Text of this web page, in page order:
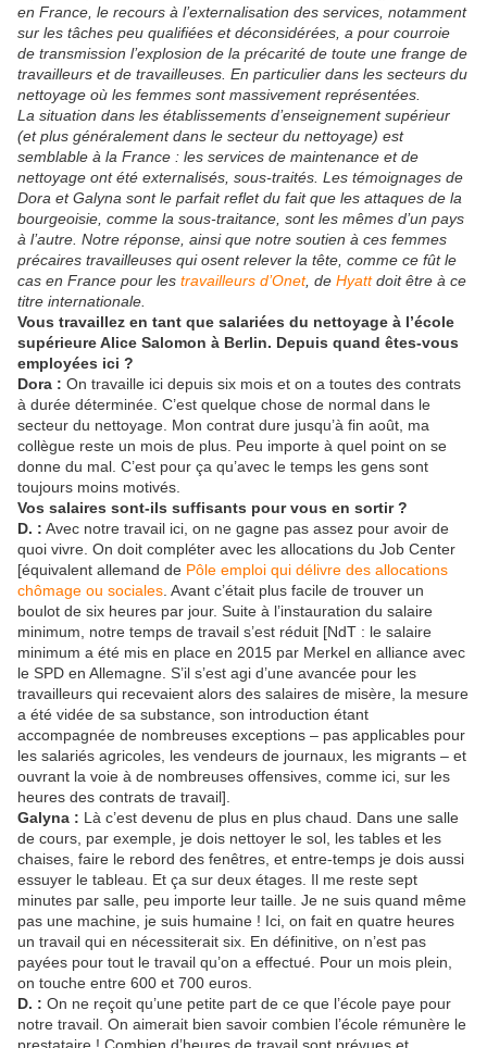
en France, le recours à l’externalisation des services, notamment
sur les tâches peu qualifiées et déconsidérées, a pour courroie
de transmission l’explosion de la précarité de toute une frange de
travailleurs et de travailleuses. En particulier dans les secteurs du
nettoyage où les femmes sont massivement représentées.
La situation dans les établissements d’enseignement supérieur
(et plus généralement dans le secteur du nettoyage) est
semblable à la France : les services de maintenance et de
nettoyage ont été externalisés, sous-traités. Les témoignages de
Dora et Galyna sont le parfait reflet du fait que les attaques de la
bourgeoisie, comme la sous-traitance, sont les mêmes d’un pays
à l’autre. Notre réponse, ainsi que notre soutien à ces femmes
précaires travailleuses qui osent relever la tête, comme ce fût le
cas en France pour les travailleurs d’Onet, de Hyattdoit être à ce
titre internationale.
Vous travaillez en tant que salariées du nettoyage à l’école
supérieure Alice Salomon à Berlin. Depuis quand êtes-vous
employées ici ?
Dora : On travaille ici depuis six mois et on a toutes des contrats
à durée déterminée. C’est quelque chose de normal dans le
secteur du nettoyage. Mon contrat dure jusqu’à fin août, ma
collègue reste un mois de plus. Peu importe à quel point on se
donne du mal. C’est pour ça qu’avec le temps les gens sont
toujours moins motivés.
Vos salaires sont-ils suffisants pour vous en sortir ?
D. : Avec notre travail ici, on ne gagne pas assez pour avoir de
quoi vivre. On doit compléter avec les allocations du Job Center
[équivalent allemand de Pôle emploi qui délivre des allocations
chômage ou sociales . Avant c’était plus facile de trouver un
boulot de six heures par jour. Suite à l’instauration du salaire
minimum, notre temps de travail s’est réduit [NdT : le salaire
minimum a été mis en place en 2015 par Merkel en alliance avec
le SPD en Allemagne. S’il s’est agi d’une avancée pour les
travailleurs qui recevaient alors des salaires de misère, la mesure
a été vidée de sa substance, son introduction étant
accompagnée de nombreuses exceptions – pas applicables pour
les salariés agricoles, les vendeurs de journaux, les migrants – et
ouvrant la voie à de nombreuses offensives, comme ici, sur les
heures des contrats de travail].
Galyna : Là c’est devenu de plus en plus chaud. Dans une salle
de cours, par exemple, je dois nettoyer le sol, les tables et les
chaises, faire le rebord des fenêtres, et entre-temps je dois aussi
essuyer le tableau. Et ça sur deux étages. Il me reste sept
minutes par salle, peu importe leur taille. Je ne suis quand même
pas une machine, je suis humaine ! Ici, on fait en quatre heures
un travail qui en nécessiterait six. En définitive, on n’est pas
payées pour tout le travail qu’on a effectué. Pour un mois plein,
on touche entre 600 et 700 euros.
D. : On ne reçoit qu’une petite part de ce que l’école paye pour
notre travail. On aimerait bien savoir combien l’école rémunère le
prestataire ! Combien d’heures de travail sont prévues et